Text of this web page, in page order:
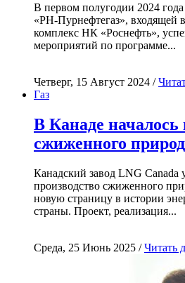
В первом полугодии 2024
«РН-Пурнефтегаз», входящей
комплекс НК «Роснефть»,
мероприятий по программе...
Четверг, 15 Август 2024 /
Газ
В Канаде началось
сжиженного
Канадский завод LNG Canada
производство сжиженного
новую страницу в истории
страны. Проект, реализация...
Среда, 25 Июнь 2025 /Читать